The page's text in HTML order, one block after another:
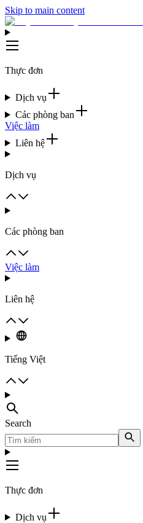
Skip to main content
Thực đơn
Dịch vụ
Các phòng ban
Việc làm
Liên hệ
Dịch vụ
Các phòng ban
Việc làm
Liên hệ
Tiếng Việt
Search
Thực đơn
Dịch vụ